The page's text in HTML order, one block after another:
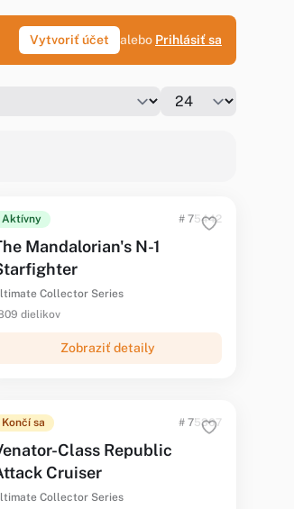
Vytvoriť účet alebo Prihlásiť sa
Aktívny # 75442
Mandalorian's N-1
Collector Series
dielikov
Zobraziť detaily
Končí sa # 75367
Class Republic
Cruiser
Collector Series